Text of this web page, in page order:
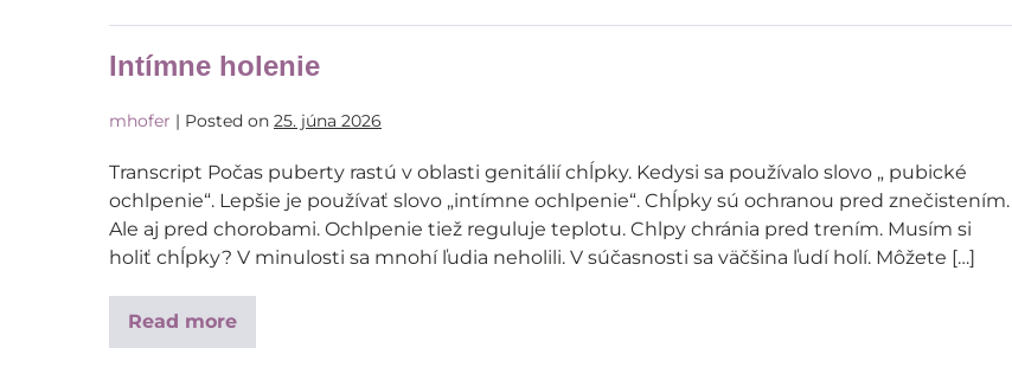
Intímne holenie
mhofer | Posted on 25. júna 2026
Transcript Počas puberty rastú v oblasti genitálií chĺpky. Kedysi sa používalo slovo „ pubické
ochlpenie“. Lepšie je používať slovo „intímne ochlpenie“. Chĺpky sú ochranou pred znečistením.
Ale aj pred chorobami. Ochlpenie tiež reguluje teplotu. Chlpy chránia pred trením. Musím si
holiť chĺpky? V minulosti sa mnohí ľudia neholili. V súčasnosti sa väčšina ľudí holí. Môžete […]
Read more